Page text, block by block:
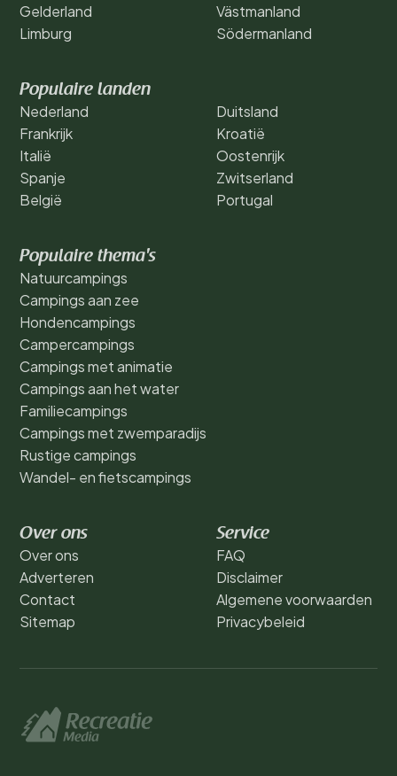
Gelderland
Limburg
Västmanland
Södermanland
Populaire landen
Nederland
Frankrijk
Italië
Spanje
België
Duitsland
Kroatië
Oostenrijk
Zwitserland
Portugal
Populaire thema's
Natuurcampings
Campings aan zee
Hondencampings
Campercampings
Campings met animatie
Campings aan het water
Familiecampings
Campings met zwemparadijs
Rustige campings
Wandel- en fietscampings
Over ons
Over ons
Adverteren
Contact
Sitemap
Service
FAQ
Disclaimer
Algemene voorwaarden
Privacybeleid